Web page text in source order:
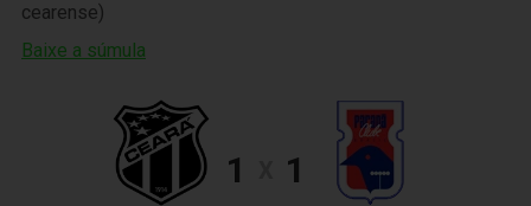
cearense)
Baixe a súmula
1 1